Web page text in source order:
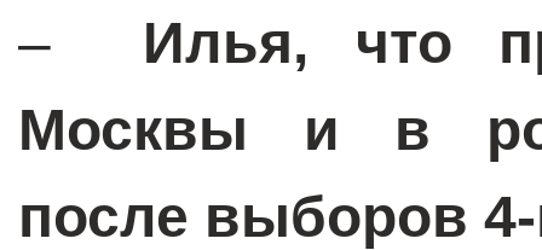
– Илья, что
Москвы и в
после выборов 4-